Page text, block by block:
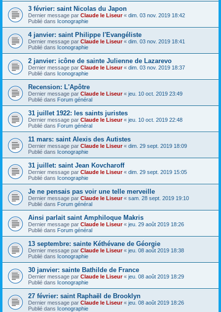
3 février: saint Nicolas du Japon
Dernier message par Claude le Liseur« dim. 03 nov. 2019 18:42
Publié dans Iconographie
4 janvier: saint Philippe l'Evangéliste
Dernier message par Claude le Liseur« dim. 03 nov. 2019 18:41
Publié dans Iconographie
2 janvier: icône de sainte Julienne de Lazarevo
Dernier message par Claude le Liseur« dim. 03 nov. 2019 18:37
Publié dans Iconographie
Recension: L'Apôtre
Dernier message par Claude le Liseur« jeu. 10 oct. 2019 23:49
Publié dans Forum général
31 juillet 1922: les saints juristes
Dernier message par Claude le Liseur« jeu. 10 oct. 2019 22:48
Publié dans Forum général
11 mars: saint Alexis des Autistes
Dernier message par Claude le Liseur« dim. 29 sept. 2019 18:09
Publié dans Iconographie
31 juillet: saint Jean Kovcharoff
Dernier message par Claude le Liseur« dim. 29 sept. 2019 15:05
Publié dans Iconographie
Je ne pensais pas voir une telle merveille
Dernier message par Claude le Liseur« sam. 28 sept. 2019 19:10
Publié dans Forum général
Ainsi parlait saint Amphiloque Makris
Dernier message par Claude le Liseur« jeu. 29 août 2019 18:26
Publié dans Forum général
13 septembre: sainte Kéthévane de Géorgie
Dernier message par Claude le Liseur« jeu. 08 août 2019 18:38
Publié dans Iconographie
30 janvier: sainte Bathilde de France
Dernier message par Claude le Liseur« jeu. 08 août 2019 18:29
Publié dans Iconographie
27 février: saint Raphaël de Brooklyn
Dernier message par Claude le Liseur« jeu. 08 août 2019 18:26
Publié dans Iconographie